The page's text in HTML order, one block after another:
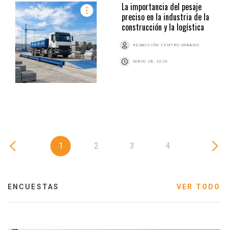
La importancia del pesaje
preciso en la industria de la
construcción y la logística
REDACCIÓN CENTRO URBANO
MAYO 28, 2026
1 2 3 4
ENCUESTAS VER TODO